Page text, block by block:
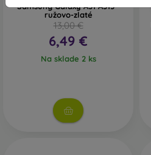
Samsung Galaxy A51 A515 -
ružovo-zlaté
13,00 €
6,49 €
Na sklade 2 ks